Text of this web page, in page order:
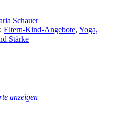
Schauer
Eltern-Kind-Angebote, Yoga,
Stärke
anzeigen